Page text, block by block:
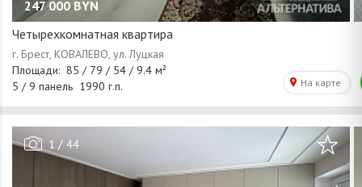
247 000 BYN
Четырехкомнатная квартира
1/ 44